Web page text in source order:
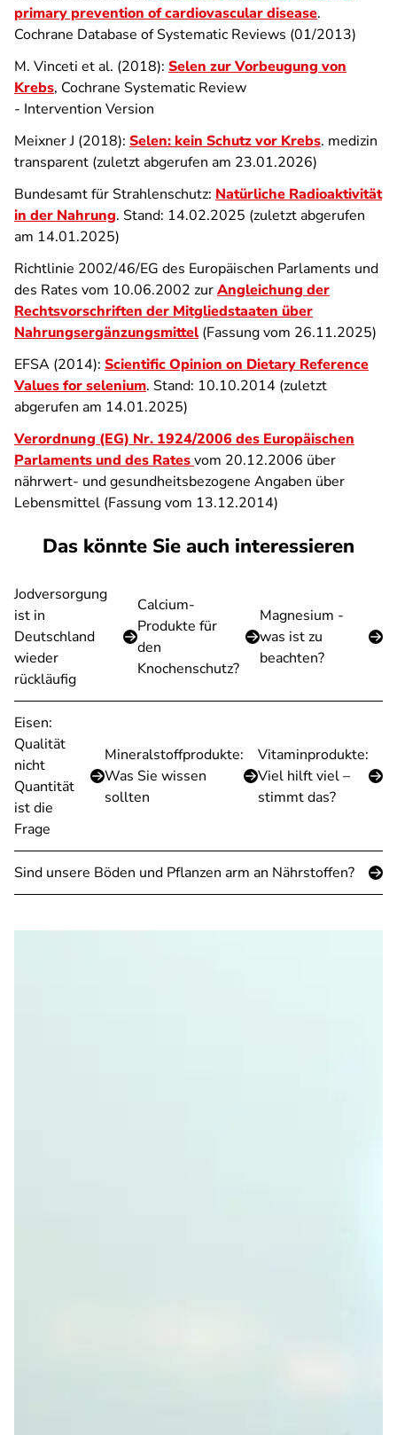
primary prevention of cardiovascular disease.
Cochrane Database of Systematic Reviews (01/2013)
M. Vinceti et al. (2018): Selen zur Vorbeugung von
Krebs, Cochrane Systematic Review
- Intervention Version
Meixner J (2018): Selen: kein Schutz vor Krebs. medizin
transparent (zuletzt abgerufen am 23.01.2026)
Bundesamt für Strahlenschutz: Natürliche Radioaktivität
in der Nahrung. Stand: 14.02.2025 (zuletzt abgerufen
am 14.01.2025)
Richtlinie 2002/46/EG des Europäischen Parlaments und
des Rates vom 10.06.2002 zurAngleichung der
Rechtsvorschriften der Mitgliedstaaten über
Nahrungsergänzungsmittel(Fassung vom 26.11.2025)
EFSA (2014): Scientific Opinion on Dietary Reference
Values for selenium. Stand: 10.10.2014 (zuletzt
abgerufen am 14.01.2025)
Verordnung (EG) Nr. 1924/2006 des Europäischen
Parlaments und des Ratesvom 20.12.2006 über
nährwert- und gesundheitsbezogene Angaben über
Lebensmittel (Fassung vom 13.12.2014)
Das könnte Sie auch interessieren
Jodversorgung
ist in
Deutschland
wieder
rückläufig
Calcium-
Produkte für
den
Knochenschutz?
Magnesium -
was ist zu
beachten?
Eisen:
Qualität
nicht
Quantität
ist die
Frage
Mineralstoffprodukte:
Was Sie wissen
sollten
Vitaminprodukte:
Viel hilft viel –
stimmt das?
Sind unsere Böden und Pflanzen arm an Nährstoffen?